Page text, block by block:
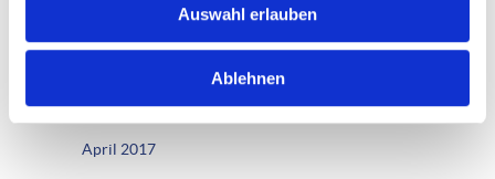
Auswahl erlauben
Ablehnen
September 2017
April 2017